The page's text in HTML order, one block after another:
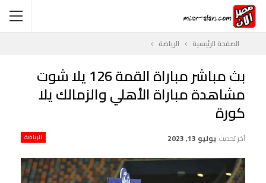
الصفحة الرئيسية الرياضة
بث مباشر مباراة القمة 126 يلا شوت
مشاهدة مباراة الأهلي والزمالك يلا
كورة
الرياضة آخر تحديث يوليو 13, 2023